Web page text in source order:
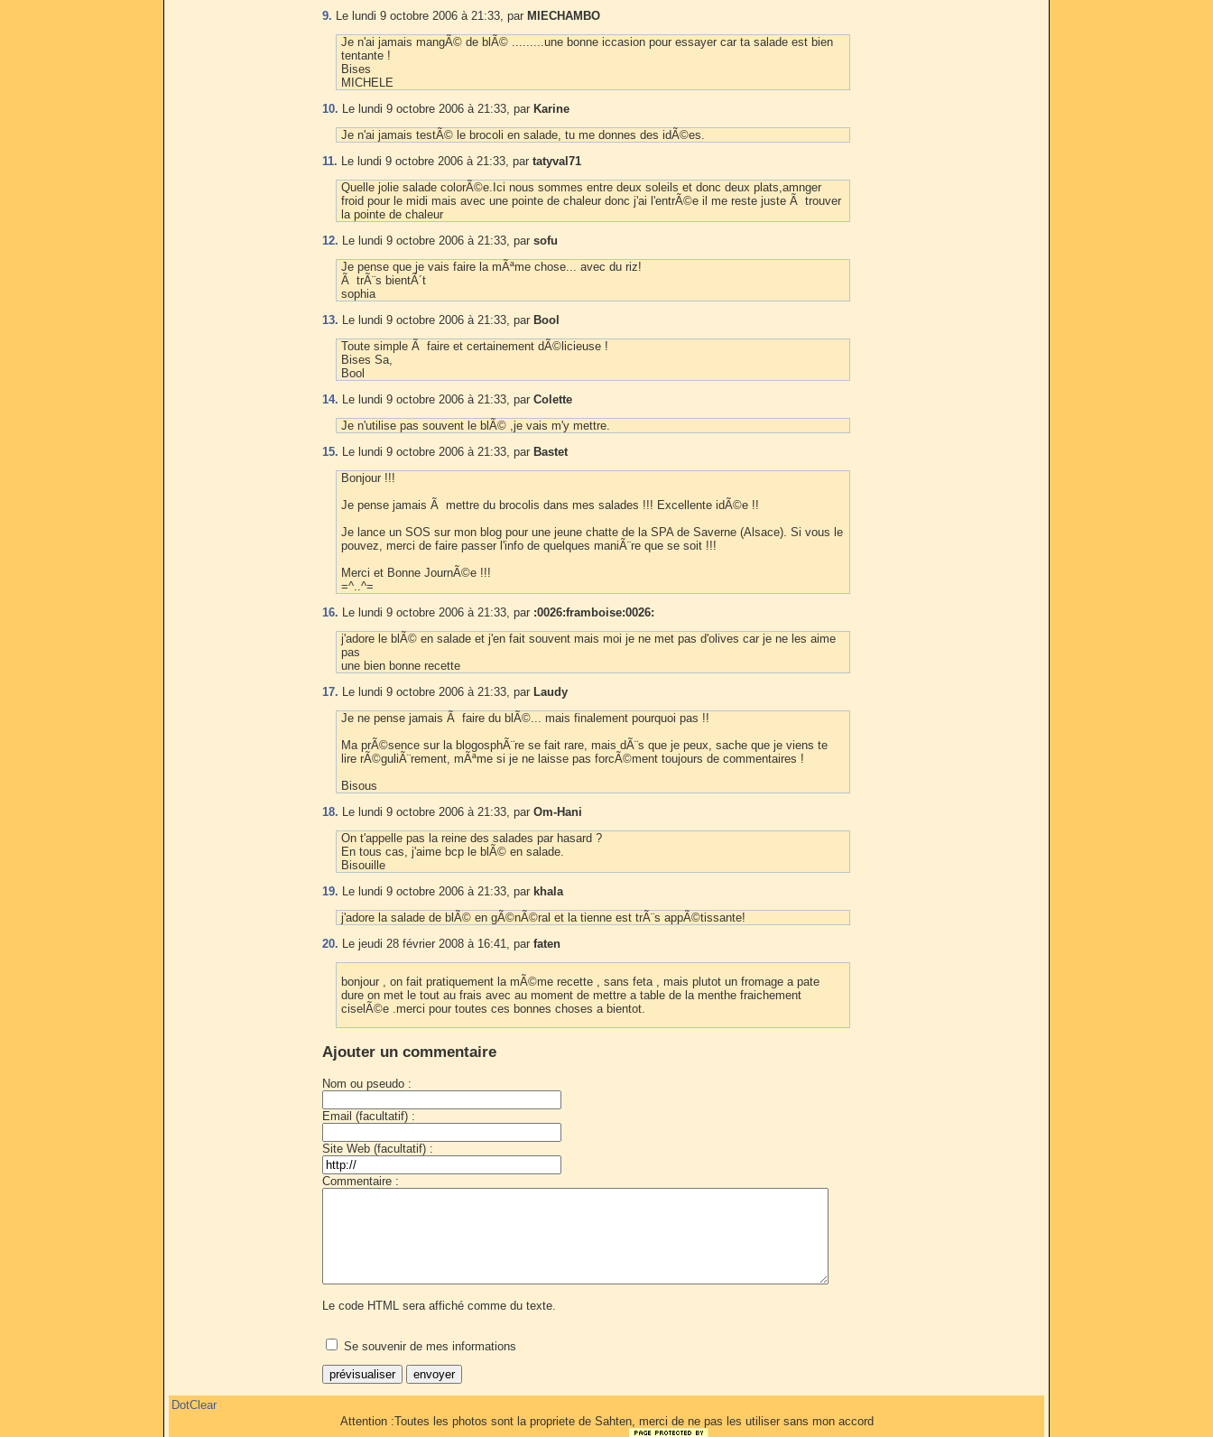
9. Le lundi 9 octobre 2006 à 21:33, par MIECHAMBO
Je n'ai jamais mangÃ© de blÃ© .........une bonne iccasion pour essayer car ta salade est bien
tentante !
Bises
MICHELE
10. Le lundi 9 octobre 2006 à 21:33, par Karine
Je n'ai jamais testÃ© le brocoli en salade, tu me donnes des idÃ©es.
11. Le lundi 9 octobre 2006 à 21:33, par tatyval71
Quelle jolie salade colorÃ©e.Ici nous sommes entre deux soleils et donc deux plats,amnger
froid pour le midi mais avec une pointe de chaleur donc j'ai l'entrÃ©e il me reste juste Ã trouver
la pointe de chaleur
12. Le lundi 9 octobre 2006 à 21:33, par sofu
Je pense que je vais faire la mÃªme chose... avec du riz!
Ã trÃ¨s bientÃ´t
sophia
13. Le lundi 9 octobre 2006 à 21:33, par Bool
Toute simple Ã faire et certainement dÃ©licieuse !
Bises Sa,
Bool
14. Le lundi 9 octobre 2006 à 21:33, par Colette
Je n'utilise pas souvent le blÃ© ,je vais m'y mettre.
15. Le lundi 9 octobre 2006 à 21:33, par Bastet
Bonjour !!!
Je pense jamais Ã mettre du brocolis dans mes salades !!! Excellente idÃ©e !!
Je lance un SOS sur mon blog pour une jeune chatte de la SPA de Saverne (Alsace). Si vous le
pouvez, merci de faire passer l'info de quelques maniÃ¨re que se soit !!!
Merci et Bonne JournÃ©e !!!
=^..^=
16. Le lundi 9 octobre 2006 à 21:33, par :0026:framboise:0026:
j'adore le blÃ© en salade et j'en fait souvent mais moi je ne met pas d'olives car je ne les aime
pas
une bien bonne recette
17. Le lundi 9 octobre 2006 à 21:33, par Laudy
Je ne pense jamais Ã faire du blÃ©... mais finalement pourquoi pas !!
Ma prÃ©sence sur la blogosphÃ¨re se fait rare, mais dÃ¨s que je peux, sache que je viens te
lire rÃ©guliÃ¨rement, mÃªme si je ne laisse pas forcÃ©ment toujours de commentaires !
Bisous
18. Le lundi 9 octobre 2006 à 21:33, par Om-Hani
On t'appelle pas la reine des salades par hasard ?
En tous cas, j'aime bcp le blÃ© en salade.
Bisouille
19. Le lundi 9 octobre 2006 à 21:33, par khala
j'adore la salade de blÃ© en gÃ©nÃ©ral et la tienne est trÃ¨s appÃ©tissante!
20. Le jeudi 28 février 2008 à 16:41, par faten
bonjour , on fait pratiquement la mÃ©me recette , sans feta , mais plutot un fromage a pate
dure on met le tout au frais avec au moment de mettre a table de la menthe fraichement
ciselÃ©e .merci pour toutes ces bonnes choses a bientot.
Ajouter un commentaire
Nom ou pseudo :
Email (facultatif) :
Site Web (facultatif) :
Commentaire :
Le code HTML sera affiché comme du texte.
Se souvenir de mes informations
DotClear
Attention :Toutes les photos sont la propriete de Sahten, merci de ne pas les utiliser sans mon accord